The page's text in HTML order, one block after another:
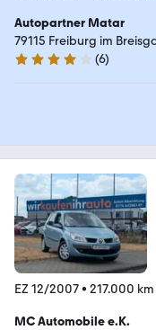
Autopartner Matar
79115 Freiburg im
3.9 Sterne
(6)
EZ 12/2007• 217.000 km
MC Automobile e.K.